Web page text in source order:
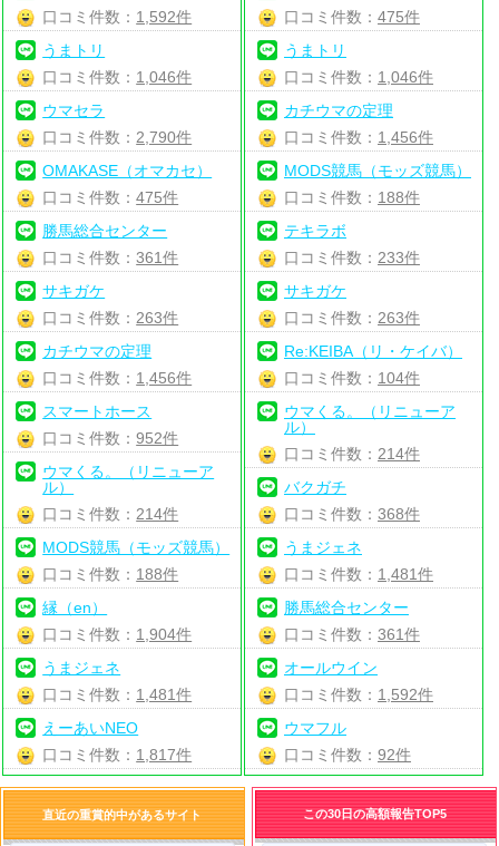
口コミ件数： 1,592件
うまトリ
口コミ件数： 1,046件
ウマセラ
口コミ件数： 2,790件
OMAKASE（オマカセ）
口コミ件数：475件
勝馬総合センター
口コミ件数：361件
サキガケ
口コミ件数： 263件
カチウマの定理
口コミ件数： 1,456件
スマートホース
口コミ件数：952件
ウマくる。（リニューア
ル）
口コミ件数： 214件
MODS競馬（モッズ競馬）
口コミ件数： 188件
縁（en）
口コミ件数： 1,904件
うまジェネ
口コミ件数： 1,481件
えーあいNEO
口コミ件数： 1,817件
口コミ件数： 475件
うまトリ
口コミ件数： 1,046件
カチウマの定理
口コミ件数： 1,456件
MODS競馬（モッズ競馬）
口コミ件数： 188件
テキラボ
口コミ件数： 233件
サキガケ
口コミ件数： 263件
Re:KEIBA（リ・ケイバ）
口コミ件数： 104件
ウマくる。（リニューア
ル）
口コミ件数： 214件
バクガチ
口コミ件数： 368件
うまジェネ
口コミ件数： 1,481件
勝馬総合センター
口コミ件数： 361件
オールウイン
口コミ件数： 1,592件
ウマフル
口コミ件数： 92件
直近の重賞的中があるサイト この30日の高額報告TOP5